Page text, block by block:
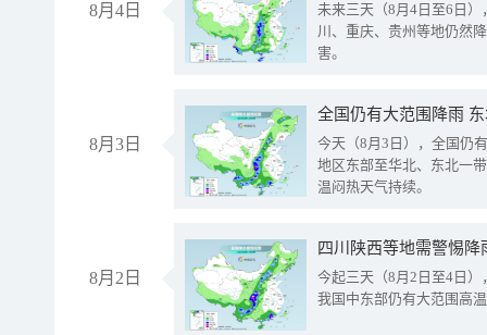
8月4日
未来三天（8月4日至6日
川、重庆、贵州等地仍然
害。
8月3日
全国仍有大范围降雨
今天（8月3日），全国仍
地区东部至华北、东北一
温闷热天气持续。
8月2日
今起三天（8月2日至4日
我国中东部仍有大范围高